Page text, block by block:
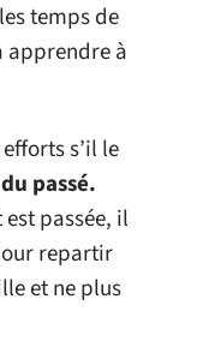
temps de
apprendre à
s’il le
passé.
passée, il
repartir
et ne plus